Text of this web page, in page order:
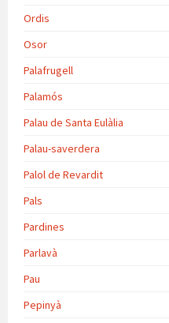
Ordis
Osor
Palafrugell
Palamós
Palau de Santa Eulàlia
Palau-saverdera
Palol de Revardit
Pals
Pardines
Parlavà
Pau
Pepinyà